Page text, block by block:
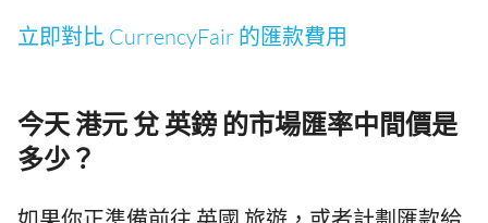
立即對比 CurrencyFair 的匯款費用
今天 港元 兌 英鎊 的市場匯率中間價是
多少？